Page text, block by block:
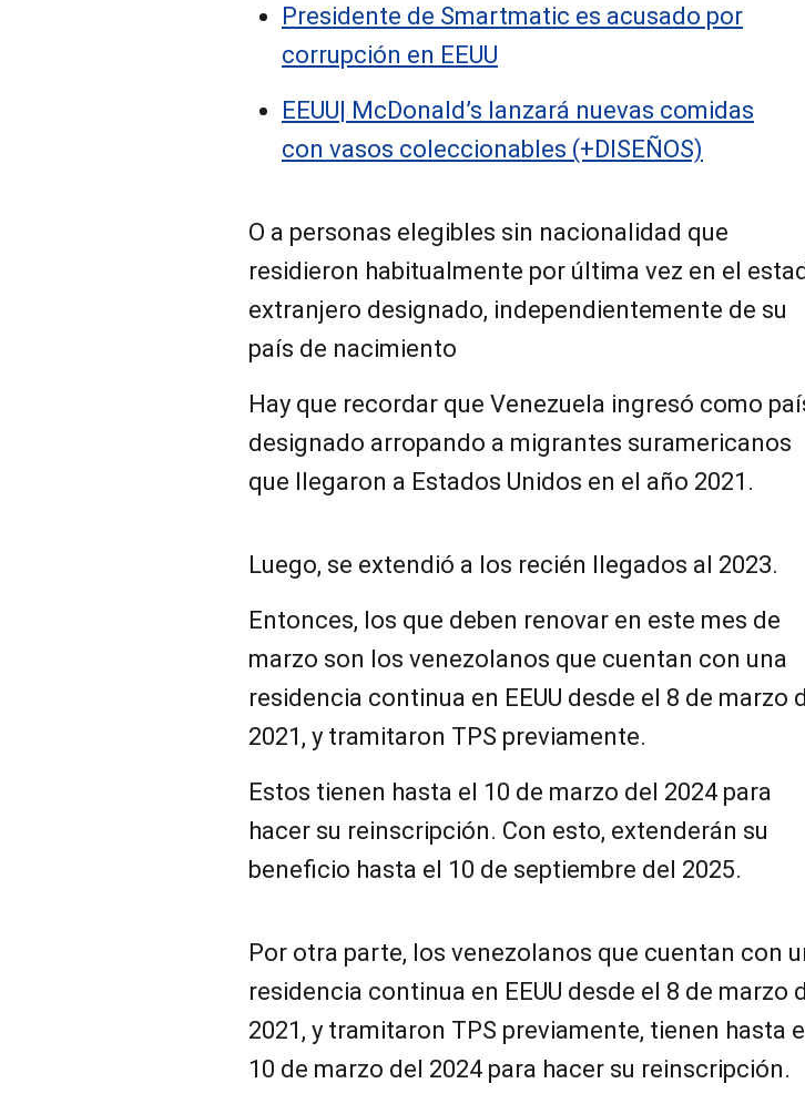
Presidente de Smartmatic es acusado por
corrupción en EEUU
EEUU| McDonald’s lanzará nuevas comidas
con vasos coleccionables (+DISEÑOS)
O a personas elegibles sin nacionalidad que
residieron habitualmente por última vez en el
extranjero designado, independientemente de su
país de nacimiento
Hay que recordar que Venezuela ingresó como
designado arropando a migrantes suramericanos
que llegaron a Estados Unidos en el año 2021.
Luego, se extendió a los recién llegados al 2023.
Entonces, los que deben renovar en este mes de
marzo son los venezolanos que cuentan con una
residencia continua en EEUU desde el 8 de marzo
2021, y tramitaron TPS previamente.
Estos tienen hasta el 10 de marzo del 2024 para
hacer su reinscripción. Con esto, extenderán su
beneficio hasta el 10 de septiembre del 2025.
Por otra parte, los venezolanos que cuentan con
residencia continua en EEUU desde el 8 de marzo
2021, y tramitaron TPS previamente, tienen hasta
10 de marzo del 2024 para hacer su reinscripción.